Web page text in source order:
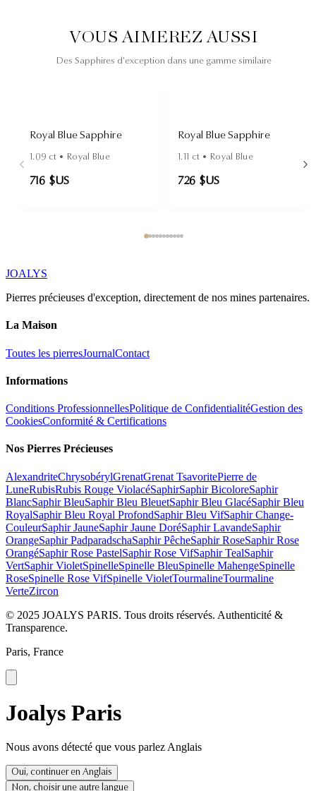
VOUS AIMEREZ AUSSI
Des Sapphires d'exception dans une gamme similaire
Royal Blue Sapphire
1.09 ct • Royal Blue
716 $US
Royal Blue Sapphire
1.11 ct • Royal Blue
726 $US
JOALYS
Pierres précieuses d'exception, directement de nos mines partenaires.
La Maison
Toutes les pierresJournalContact
Informations
Conditions ProfessionnellesPolitique de ConfidentialitéGestion des
CookiesConformité & Certifications
Nos Pierres Précieuses
AlexandriteChrysobérylGrenatGrenat TsavoritePierre de
LuneRubisRubis Rouge ViolacéSaphirSaphir BicoloreSaphir
BlancSaphir BleuSaphir Bleu BleuetSaphir Bleu GlacéSaphir Bleu
RoyalSaphir Bleu Royal ProfondSaphir Bleu VifSaphir Change-
CouleurSaphir JauneSaphir Jaune DoréSaphir LavandeSaphir
OrangeSaphir PadparadschaSaphir PêcheSaphir RoseSaphir Rose
OrangéSaphir Rose PastelSaphir Rose VifSaphir TealSaphir
VertSaphir VioletSpinelleSpinelle BleuSpinelle MahengeSpinelle
RoseSpinelle Rose VifSpinelle VioletTourmalineTourmaline
VerteZircon
© 2025 JOALYS PARIS. Tous droits réservés. Authenticité &
Transparence.
Paris, France
Joalys Paris
Nous avons détecté que vous parlez Anglais
Oui, continuer en Anglais
Non, choisir une autre langue